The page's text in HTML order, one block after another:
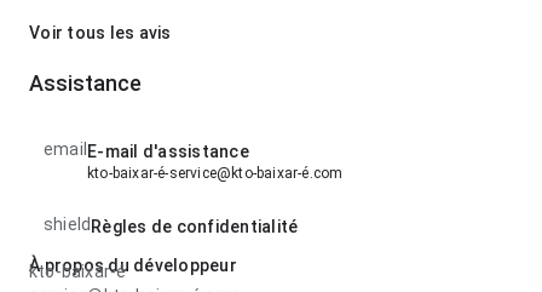
Voir tous les avis
Assistance
email E-mail d'assistance
kto-baixar-é-service@kto-baixar-é.com
shield Règles de confidentialité
À propos du développeur
kto-baixar-é